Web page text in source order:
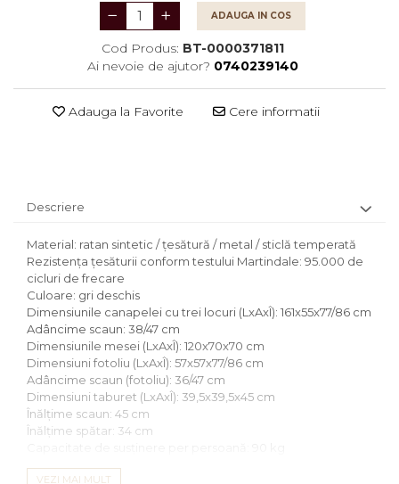
ADAUGA IN COS
Cod Produs: BT-0000371811
Ai nevoie de ajutor? 0740239140
Adauga la Favorite Cere informatii
Descriere
Material: ratan sintetic / ţesătură / metal / sticlă temperată
Rezistenţa ţesăturii conform testului Martindale: 95.000 de
cicluri de frecare
Culoare: gri deschis
Dimensiunile canapelei cu trei locuri (LxAxÎ): 161x55x77/86 cm
Adâncime scaun: 38/47 cm
Dimensiunile mesei (LxAxÎ): 120x70x70 cm
Dimensiuni fotoliu (LxAxÎ): 57x57x77/86 cm
Adâncime scaun (fotoliu): 36/47 cm
Dimensiuni taburet (LxAxÎ): 39,5x39,5x45 cm
Înălţime scaun: 45 cm
Înălţime spătar: 34 cm
VEZI MAI MULT